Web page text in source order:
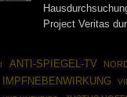
Project Veritas
ANTI-SPIEGEL-TV
IMPFNEBENWIRKUNG